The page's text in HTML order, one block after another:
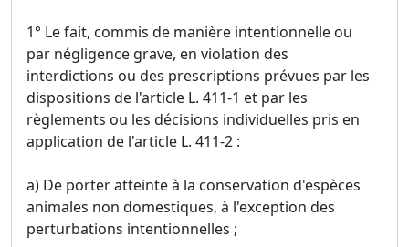
1° Le fait, commis de manière intentionnelle ou
par négligence grave, en violation des
interdictions ou des prescriptions prévues par les
dispositions de l'article L. 411-1 et par les
règlements ou les décisions individuelles pris en
application de l'article L. 411-2 :
a) De porter atteinte à la conservation d'espèces
animales non domestiques, à l'exception des
perturbations intentionnelles ;